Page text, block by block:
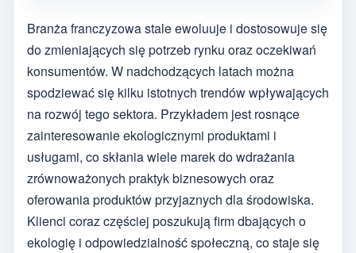
Branża franczyzowa stale ewoluuje i dostosowuje się
do zmieniających się potrzeb rynku oraz oczekiwań
konsumentów. W nadchodzących latach można
spodziewać się kilku istotnych trendów wpływających
na rozwój tego sektora. Przykładem jest rosnące
zainteresowanie ekologicznymi produktami i
usługami, co skłania wiele marek do wdrażania
zrównoważonych praktyk biznesowych oraz
oferowania produktów przyjaznych dla środowiska.
Klienci coraz częściej poszukują firm dbających o
ekologię i odpowiedzialność społeczną, co staje się